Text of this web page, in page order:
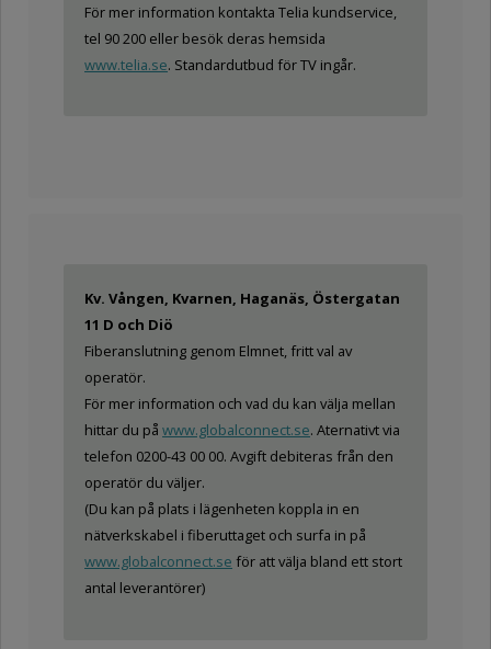
För mer information kontakta Telia kundservice,
tel 90 200 eller besök deras hemsida
www.telia.se. Standardutbud för TV ingår.
Kv. Vången, Kvarnen, Haganäs, Östergatan
11 D och Diö
Fiberanslutning genom Elmnet, fritt val av
operatör.
För mer information och vad du kan välja mellan
hittar du påwww.globalconnect.se. Aternativt via
telefon 0200-43 00 00. Avgift debiteras från den
operatör du väljer.
(Du kan på plats i lägenheten koppla in en
nätverkskabel i fiberuttaget och surfa in på
www.globalconnect.se för att välja bland ett stort
antal leverantörer)